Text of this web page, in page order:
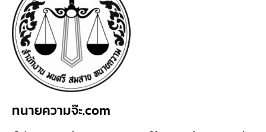
ทนายความจ๊ะ.com